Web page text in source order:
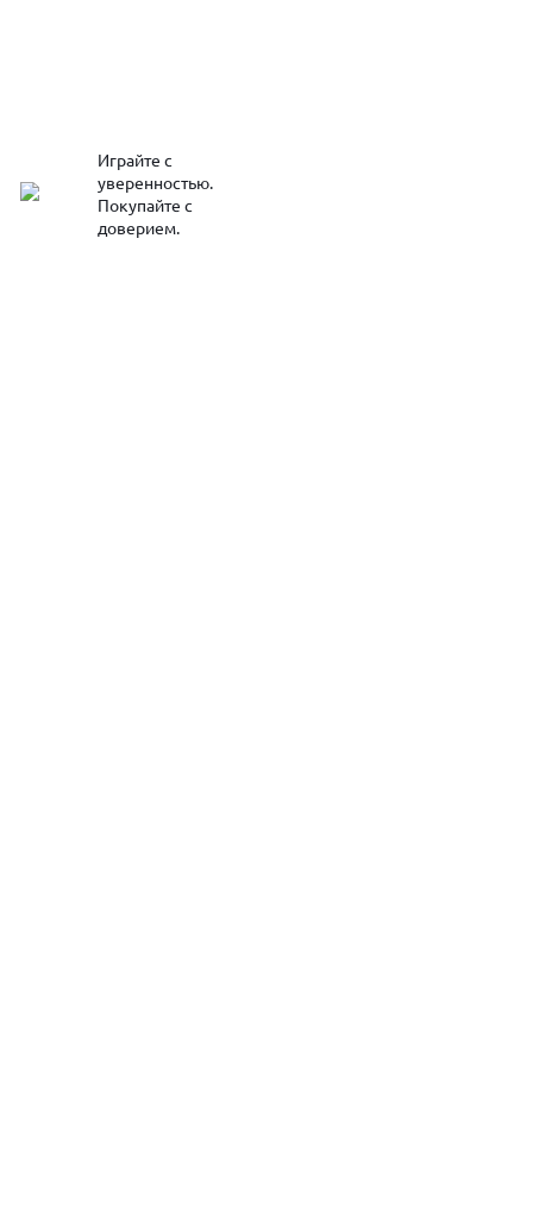
Играйте с
уверенностью.
Покупайте с
доверием.